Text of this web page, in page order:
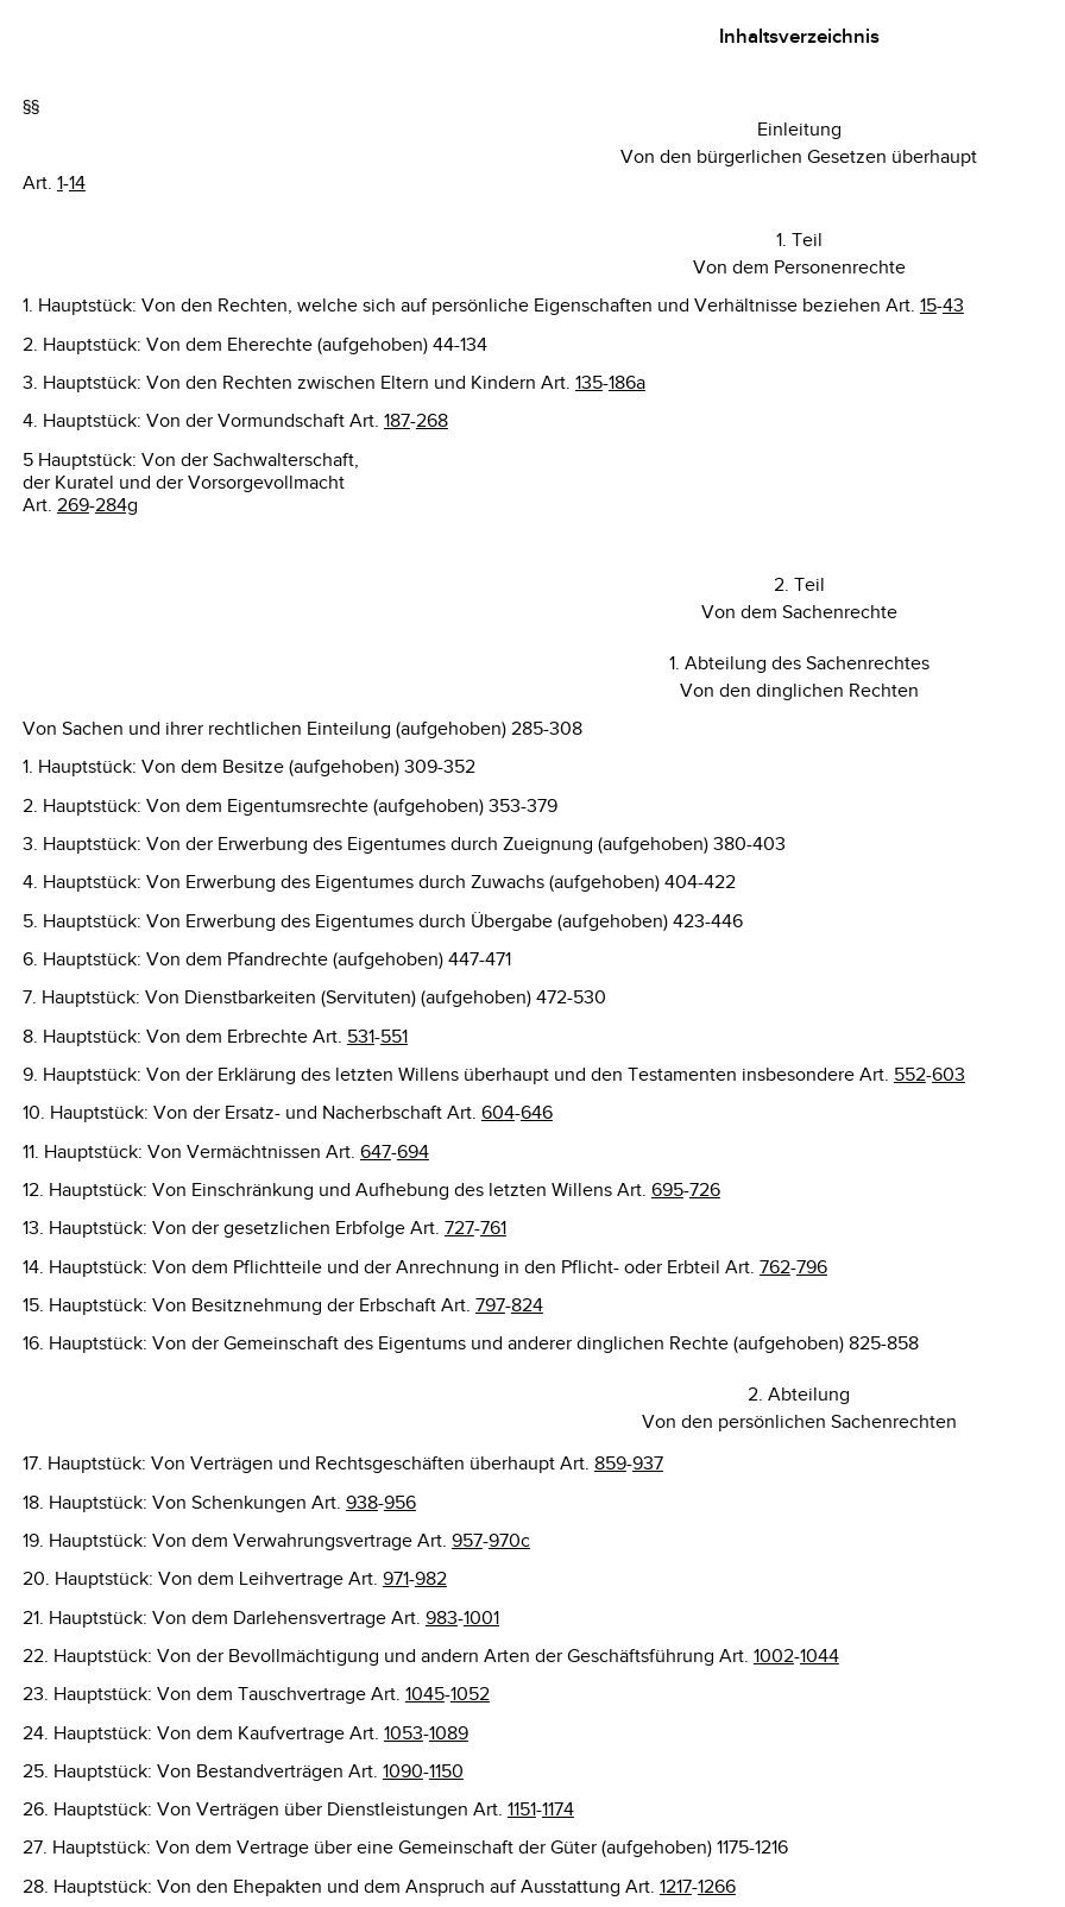
Inhaltsverzeichnis
§§
Einleitung
Von den bürgerlichen Gesetzen überhaupt
Art. 1-14
1. Teil
Von dem Personenrechte
1. Hauptstück: Von den Rechten, welche sich auf persönliche Eigenschaften und Verhältnisse beziehen Art. 15-43
2. Hauptstück: Von dem Eherechte (aufgehoben) 44-134
3. Hauptstück: Von den Rechten zwischen Eltern und Kindern Art. 135-186a
4. Hauptstück: Von der Vormundschaft Art. 187-268
5 Hauptstück: Von der Sachwalterschaft,
der Kuratel und der Vorsorgevollmacht
Art. 269-284g
2. Teil
Von dem Sachenrechte
1. Abteilung des Sachenrechtes
Von den dinglichen Rechten
Von Sachen und ihrer rechtlichen Einteilung (aufgehoben) 285-308
1. Hauptstück: Von dem Besitze (aufgehoben) 309-352
2. Hauptstück: Von dem Eigentumsrechte (aufgehoben) 353-379
3. Hauptstück: Von der Erwerbung des Eigentumes durch Zueignung (aufgehoben) 380-403
4. Hauptstück: Von Erwerbung des Eigentumes durch Zuwachs (aufgehoben) 404-422
5. Hauptstück: Von Erwerbung des Eigentumes durch Übergabe (aufgehoben) 423-446
6. Hauptstück: Von dem Pfandrechte (aufgehoben) 447-471
7. Hauptstück: Von Dienstbarkeiten (Servituten) (aufgehoben) 472-530
8. Hauptstück: Von dem Erbrechte Art. 531-551
9. Hauptstück: Von der Erklärung des letzten Willens überhaupt und den Testamenten insbesondere Art. 552-603
10. Hauptstück: Von der Ersatz- und Nacherbschaft Art. 604-646
11. Hauptstück: Von Vermächtnissen Art. 647-694
12. Hauptstück: Von Einschränkung und Aufhebung des letzten Willens Art. 695-726
13. Hauptstück: Von der gesetzlichen Erbfolge Art. 727-761
14. Hauptstück: Von dem Pflichtteile und der Anrechnung in den Pflicht- oder Erbteil Art. 762-796
15. Hauptstück: Von Besitznehmung der Erbschaft Art. 797-824
16. Hauptstück: Von der Gemeinschaft des Eigentums und anderer dinglichen Rechte (aufgehoben) 825-858
2. Abteilung
Von den persönlichen Sachenrechten
17. Hauptstück: Von Verträgen und Rechtsgeschäften überhaupt Art. 859-937
18. Hauptstück: Von Schenkungen Art. 938-956
19. Hauptstück: Von dem Verwahrungsvertrage Art. 957-970c
20. Hauptstück: Von dem Leihvertrage Art. 971-982
21. Hauptstück: Von dem Darlehensvertrage Art. 983-1001
22. Hauptstück: Von der Bevollmächtigung und andern Arten der Geschäftsführung Art. 1002-1044
23. Hauptstück: Von dem Tauschvertrage Art. 1045-1052
24. Hauptstück: Von dem Kaufvertrage Art. 1053-1089
25. Hauptstück: Von Bestandverträgen Art. 1090-1150
26. Hauptstück: Von Verträgen über Dienstleistungen Art. 1151-1174
27. Hauptstück: Von dem Vertrage über eine Gemeinschaft der Güter (aufgehoben) 1175-1216
28. Hauptstück: Von den Ehepakten und dem Anspruch auf Ausstattung Art. 1217-1266